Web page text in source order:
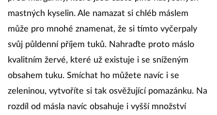
mastných kyselin. Ale namazat si chléb máslem
může pro mnohé znamenat, že si tímto vyčerpaly
svůj půldenní příjem tuků. Nahraďte proto máslo
kvalitním žervé, které už existuje i se sníženým
obsahem tuku. Smíchat ho můžete navíc i se
zeleninou, vytvoříte si tak osvěžující pomazánku. Na
rozdíl od másla navíc obsahuje i vyšší množství